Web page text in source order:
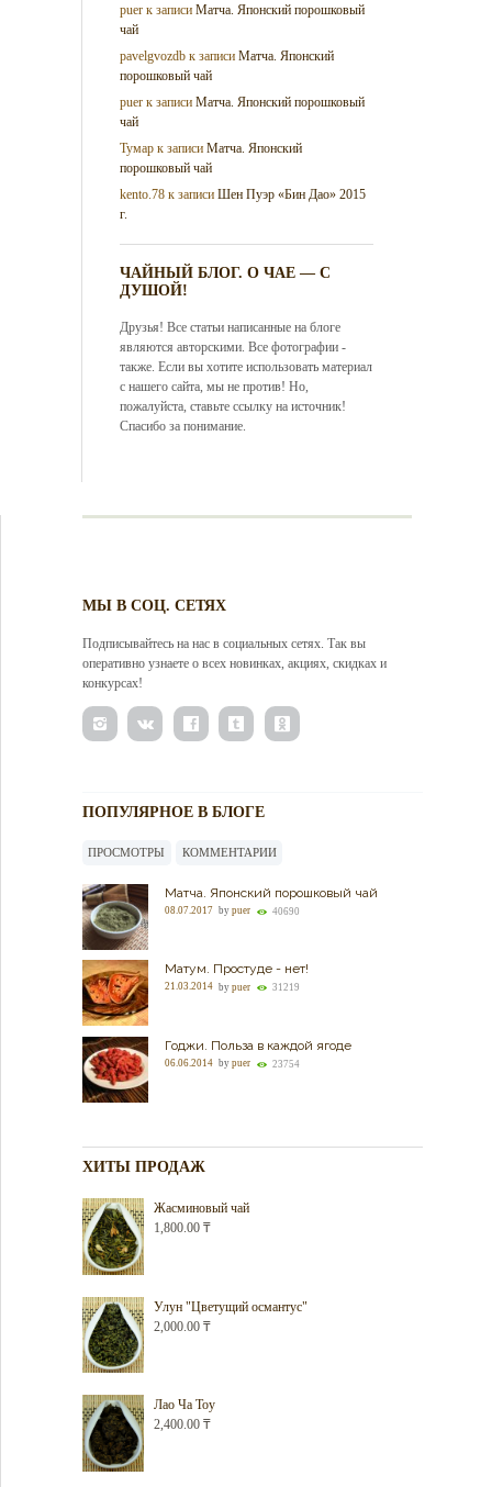
puer к записиМатча. Японский порошковый
чай
pavelgvozdb к записиМатча. Японский
порошковый чай
puer к записиМатча. Японский порошковый
чай
Тумар к записиМатча. Японский
порошковый чай
kento.78 к записиШен Пуэр «Бин Дао» 2015
г.
ЧАЙНЫЙ БЛОГ. О ЧАЕ — С
ДУШОЙ!
Друзья! Все статьи написанные на блоге
являются авторскими. Все фотографии -
также. Если вы хотите использовать материал
с нашего сайта, мы не против! Но,
пожалуйста, ставьте ссылку на источник!
Спасибо за понимание.
МЫ В СОЦ. СЕТЯХ
Подписывайтесь на нас в социальных сетях. Так вы
оперативно узнаете о всех новинках, акциях, скидках и
конкурсах!
ПОПУЛЯРНОЕ В БЛОГЕ
ПРОСМОТРЫ КОММЕНТАРИИ
Матча. Японский порошковый чай
08.07.2017 by puer 40690
Матум. Простуде - нет!
21.03.2014 by puer 31219
Годжи. Польза в каждой ягоде
06.06.2014 by puer 23754
ХИТЫ ПРОДАЖ
Жасминовый чай
1,800.00 ₸
Улун "Цветущий османтус"
2,000.00 ₸
Лао Ча Тоу
2,400.00 ₸